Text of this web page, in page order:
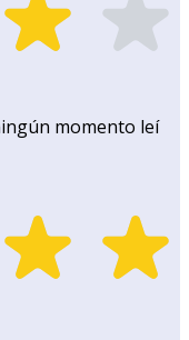
momento leí